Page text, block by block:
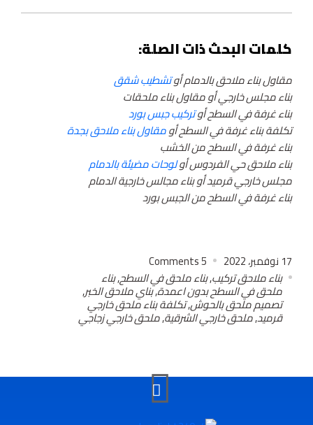
كلمات البحث ذات الصلة:
مقاول بناء ملاحق بالدمام أوتشطيب شقق
بناء مجلس خارجي أو مقاول بناء ملحقات
بناء غرفة في السطح أوتركيب جبس بورد
تكلفة بناء غرفة في السطح أومقاول بناء ملاحق بجدة
بناء غرفة في السطح من الخشب
بناء ملاحق حي الفردوس أولوحات مضيئة بالدمام
مجلس خارجي قرميد أو بناء مجالس خارجية الدمام
بناء غرفة في السطح من الجبس بورد
17 نوفمبر، 2022 5
بناء ملاحق تركيب,بناء ملحق في السطح,بناء
ملحق في السطح بدون اعمدة,بناي ملاحق الخبر,
تصميم ملحق بالحوش,تكلفة بناء ملحق خارجي
قرميد,ملحق خارجي الشرقية,ملحق خارجي زجاجي